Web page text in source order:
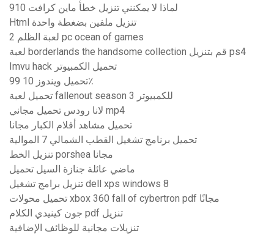
لماذا لا يمكنني تنزيل خطأ ماين كرافت 910
Html تنزيل ملفين بضغطة واحدة
لعبة الظلم 2 pc ocean of games
لعبة borderlands the handsome collection قم بتنزيل ps4
Imvu hack تحميل الكمبيوتر
تحميل ويندوز 10 99٪
تحميل لعبة fallenout season 3 للكمبيوتر
لانا رودس تحميل مجاني mp4
تحميل مشاهد أفلام الكبار مجانا
تحميل برنامج تشغيل القطب الشمالي 7 الموالية
تنزيل الخط porshea مجانا
ماضي عائلة جنازة السيل تحميل
تنزيل برامج تشغيل dell xps windows 8
تحميل محولات xbox 360 fall of cybertron pdf مجانًا
جون كينيدي الكلام pdf تنزيل
تنزيلات مجانية للوظائف الإضافية